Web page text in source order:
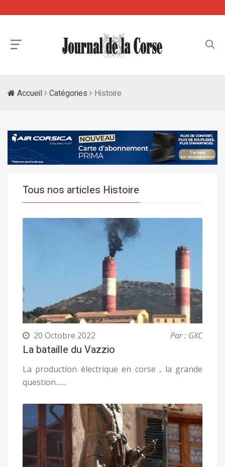
Accueil Catégories Histoire
Tous nos articles Histoire
20 Octobre 2022 Par : GXC
La bataille du Vazzio
La production électrique en corse , la grande
question.......